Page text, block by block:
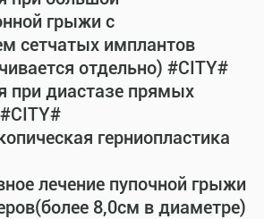
грыжи с
сетчатых имплантов
отдельно) #CITY#
при диастазе прямых
герниопластика
лечение пупочной грыжи
8,0см в диаметре)